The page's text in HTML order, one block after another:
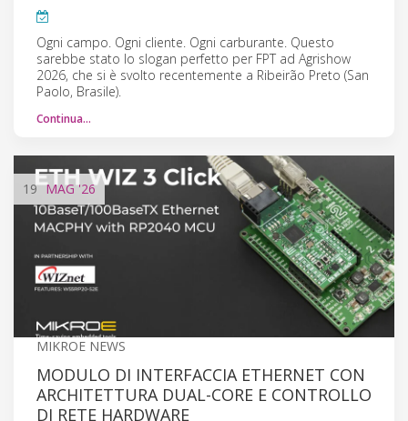
Ogni campo. Ogni cliente. Ogni carburante. Questo
sarebbe stato lo slogan perfetto per FPT ad Agrishow
2026, che si è svolto recentemente a Ribeirão Preto (San
Paolo, Brasile).
Continua…
19 MAG'26
MIKROE NEWS
MODULO DI INTERFACCIA ETHERNET CON
ARCHITETTURA DUAL-CORE E CONTROLLO
DI RETE HARDWARE